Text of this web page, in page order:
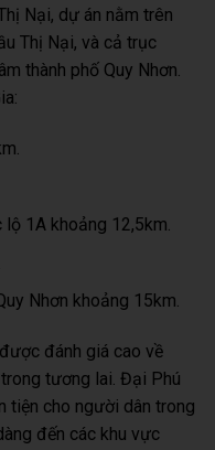
Nại, dự án nằm trên
Thị Nại, và cả trục
thành phố Quy Nhơn.
1A khoảng 12,5km.
Nhơn khoảng 15km.
đánh giá cao về
tương lai. Đại Phú
tiện cho người dân trong
đến các khu vực